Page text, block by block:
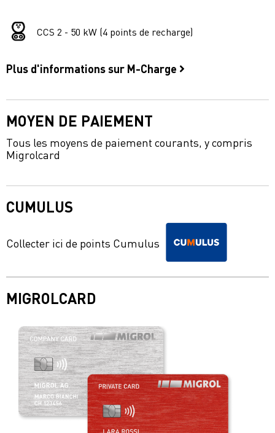
CCS 2 - 50 kW (4 points de recharge)
Plus d'informations sur M-Charge
MOYEN DE PAIEMENT
Tous les moyens de paiement courants, y compris
Migrolcard
CUMULUS
Collecter ici de points Cumulus
MIGROLCARD